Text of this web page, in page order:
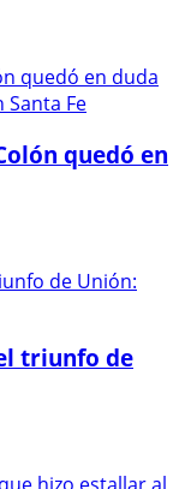
quedó en
triunfo de